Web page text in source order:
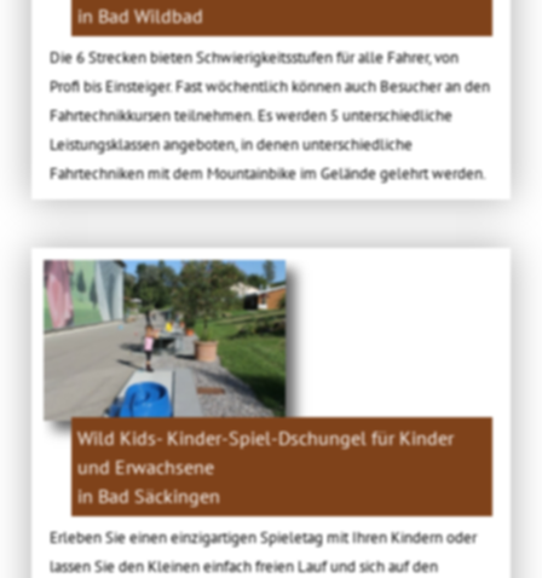
in Bad Wildbad
Die 6 Strecken bieten Schwierigkeitsstufen für alle Fahrer, von
Profi bis Einsteiger. Fast wöchentlich können auch Besucher an den
Fahrtechnikkursen teilnehmen. Es werden 5 unterschiedliche
Leistungsklassen angeboten, in denen unterschiedliche
Fahrtechniken mit dem Mountainbike im Gelände gelehrt werden.
Wild Kids- Kinder-Spiel-Dschungel für Kinder
und Erwachsene
in Bad Säckingen
Erleben Sie einen einzigartigen Spieletag mit Ihren Kindern oder
lassen Sie den Kleinen einfach freien Lauf und sich auf den